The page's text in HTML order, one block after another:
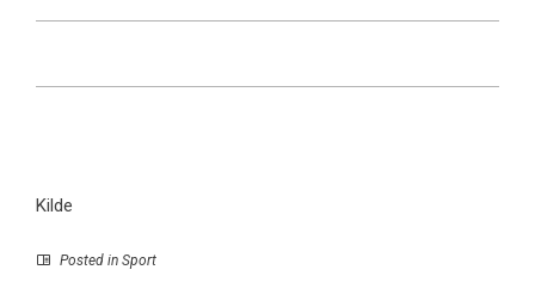
Kilde
Posted in Sport